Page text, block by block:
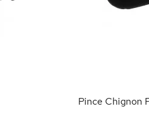
Pince Chignon